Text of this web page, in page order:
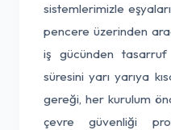
sistemlerimizle
pencere üzerinden
iş gücünden
süresini yarı yarıya
gereği, her kurulum
çevre güvenliği